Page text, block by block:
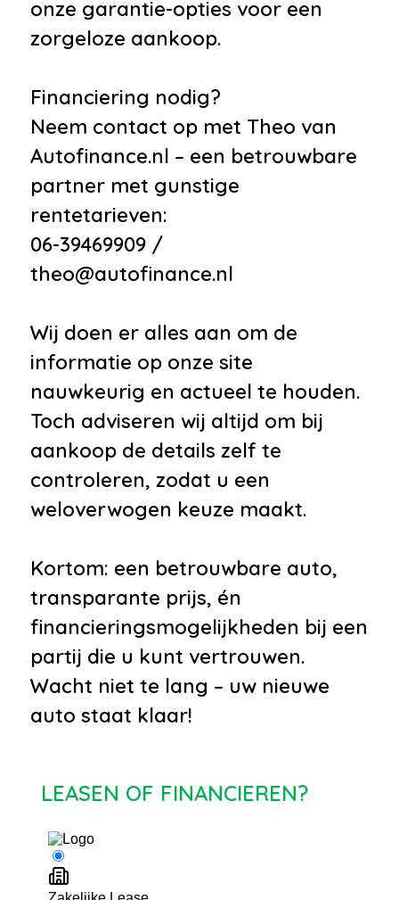
onze garantie-opties voor een
zorgeloze aankoop.
Financiering nodig?
Neem contact op met Theo van
Autofinance.nl – een betrouwbare
partner met gunstige
rentetarieven:
06-39469909 /
theo@autofinance.nl
Wij doen er alles aan om de
informatie op onze site
nauwkeurig en actueel te houden.
Toch adviseren wij altijd om bij
aankoop de details zelf te
controleren, zodat u een
weloverwogen keuze maakt.
Kortom: een betrouwbare auto,
transparante prijs, én
financieringsmogelijkheden bij een
partij die u kunt vertrouwen.
Wacht niet te lang – uw nieuwe
auto staat klaar!
LEASEN OF FINANCIEREN?